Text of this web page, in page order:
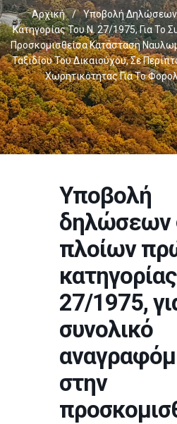
Αρχική /
Υποβολή
Κατηγορίας Του Ν. 27/1975, Για Το
Προσκομισθείσα Κατάσταση
Ταξιδίου Του Δικαιούχου, Σε
Χωρητικότητας Για Το
Υποβολή
δηλώσεων
πλοίων
27/1975,
συνολικό
στην